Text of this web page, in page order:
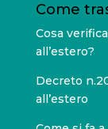
Come
Cosa
all’estero?
Decreto
all’estero